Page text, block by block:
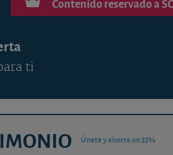
ti
Únete y ahorra un 35%